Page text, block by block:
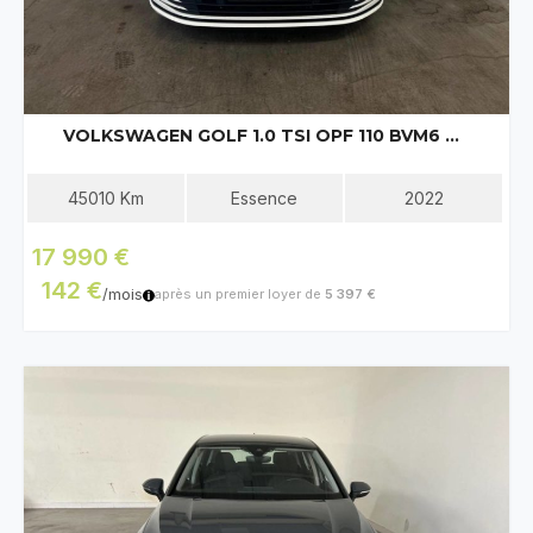
VOLKSWAGEN GOLF 1.0 TSI OPF 110 BVM6 LIFE BUSINESS
45010 Km Essence 2022
17 990 €
142 €/mois après un premier loyer de 5 397 €